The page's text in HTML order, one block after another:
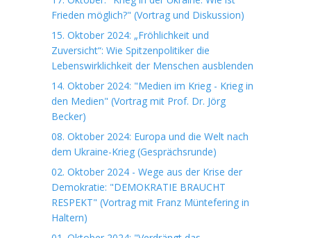
Frieden möglich?" (Vortrag und Diskussion)
15. Oktober 2024: „Fröhlichkeit und
Zuversicht“: Wie Spitzenpolitiker die
Lebenswirklichkeit der Menschen ausblenden
14. Oktober 2024: "Medien im Krieg - Krieg in
den Medien" (Vortrag mit Prof. Dr. Jörg
Becker)
08. Oktober 2024: Europa und die Welt nach
dem Ukraine-Krieg (Gesprächsrunde)
02. Oktober 2024 - Wege aus der Krise der
Demokratie: "DEMOKRATIE BRAUCHT
RESPEKT" (Vortrag mit Franz Müntefering in
Haltern)